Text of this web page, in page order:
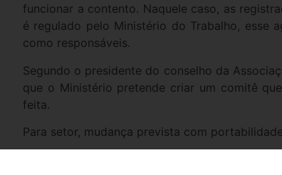
funcionar a contento. Naquele caso, as
é regulado pelo Ministério do Trabalho, esse
como responsáveis.
Segundo o presidente do conselho da
que o Ministério pretende criar um comitê
feita.
Para setor, mudança prevista com